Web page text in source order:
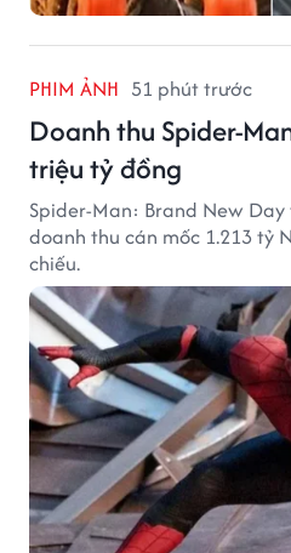
PHIM ẢNH 51 phút trước
Doanh thu Spider-
triệu tỷ đồng
Spider-Man: Brand New
doanh thu cán mốc 1.213 tỷ
chiếu.